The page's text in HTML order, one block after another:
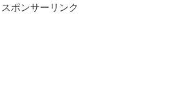
スポンサーリンク